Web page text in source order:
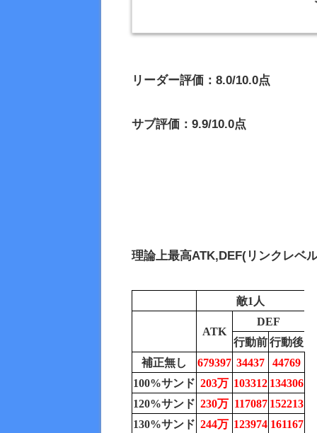
リーダー評価：8.0/10.0点
サブ評価：9.9/10.0点
理論上最高ATK,DEF(リンクレベ
敵1人
ATK
DEF
行動前行動後
補正無し
679397 34437
44769
100%サンド 203万 103312 134306
120%サンド 230万 117087 152213
130%サンド 244万 123974 161167